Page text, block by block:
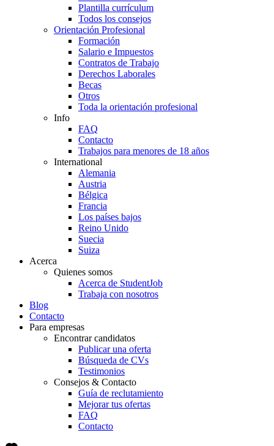
Plantilla currículum
Todos los consejos
Orientación Profesional
Formación
Salario e Impuestos
Contratos de Trabajo
Derechos Laborales
Becas
Otros
Toda la orientación profesional
Info
FAQ
Contacto
Trabajos para menores de 18 años
International
Alemania
Austria
Bélgica
Francia
Los países bajos
Reino Unido
Suecia
Suiza
Acerca
Quienes somos
Acerca de StudentJob
Trabaja con nosotros
Blog
Contacto
Para empresas
Encontrar candidatos
Publicar una oferta
Búsqueda de CVs
Testimonios
Consejos & Contacto
Guía de reclutamiento
Mejorar tus ofertas
FAQ
Contacto